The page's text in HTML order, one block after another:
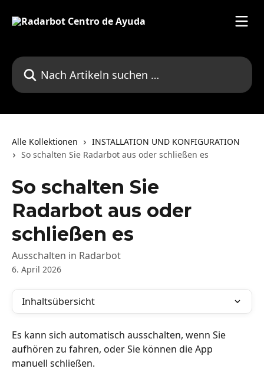
Nach Artikeln suchen …
Alle Kollektionen
INSTALLATION UND KONFIGURATION
So schalten Sie Radarbot aus oder schließen es
So schalten Sie
Radarbot aus oder
schließen es
Ausschalten in Radarbot
6. April 2026
Inhaltsübersicht
Es kann sich automatisch ausschalten, wenn Sie
aufhören zu fahren, oder Sie können die App
manuell schließen.